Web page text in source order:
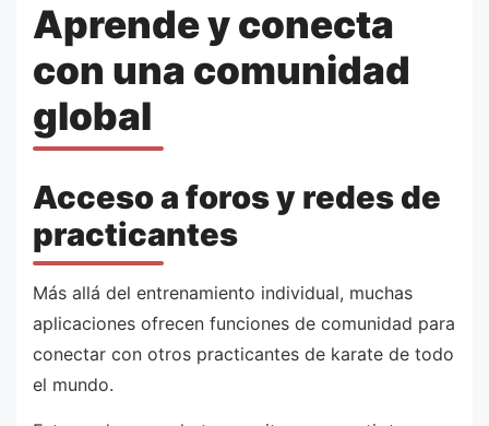
Aprende y conecta
con una comunidad
global
Acceso a foros y redes de
practicantes
Más allá del entrenamiento individual, muchas
aplicaciones ofrecen funciones de comunidad para
conectar con otros practicantes de karate de todo
el mundo.